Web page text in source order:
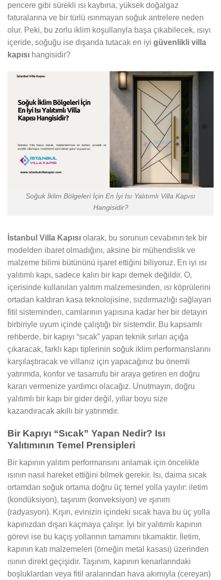
pencere gibi sürekli ısı kaybına, yüksek doğalgaz
faturalarına ve bir türlü ısınmayan soğuk antrelere neden
olur. Peki, bu zorlu iklim koşullarıyla başa çıkabilecek, ısıyı
içeride, soğuğu ise dışarıda tutacak en iyi güvenlikli villa
kapısı hangisidir?
Soğuk İklim Bölgeleri İçin En İyi Isı Yalıtımlı Villa Kapısı
Hangisidir?
İstanbul Villa Kapısı olarak, bu sorunun cevabının tek bir
modelden ibaret olmadığını, aksine bir mühendislik ve
malzeme bilimi bütününü işaret ettiğini biliyoruz. En iyi ısı
yalıtımlı kapı, sadece kalın bir kapı demek değildir. O,
içerisinde kullanılan yalıtım malzemesinden, ısı köprülerini
ortadan kaldıran kasa teknolojisine, sızdırmazlığı sağlayan
fitil sisteminden, camlarının yapısına kadar her bir detayın
birbiriyle uyum içinde çalıştığı bir sistemdir. Bu kapsamlı
rehberde, bir kapıyı “sıcak” yapan teknik sırları açığa
çıkaracak, farklı kapı tiplerinin soğuk iklim performanslarını
karşılaştıracak ve villanız için yapacağınız bu önemli
yatırımda, konfor ve tasarrufu bir araya getiren en doğru
kararı vermenize yardımcı olacağız. Unutmayın, doğru
yalıtımlı bir kapı bir gider değil, yıllar boyu size
kazandıracak akıllı bir yatırımdır.
Bir Kapıyı “Sıcak” Yapan Nedir? Isı
Yalıtımının Temel Prensipleri
Bir kapının yalıtım performansını anlamak için öncelikle
ısının nasıl hareket ettiğini bilmek gerekir. Isı, daima sıcak
ortamdan soğuk ortama doğru üç temel yolla yayılır: iletim
(kondüksiyon), taşınım (konveksiyon) ve ışınım
(radyasyon). Kışın, evinizin içindeki sıcak hava bu üç yolla
kapınızdan dışarı kaçmaya çalışır. İyi bir yalıtımlı kapının
görevi ise bu kaçış yollarının tamamını tıkamaktır. İletim,
kapının katı malzemeleri (örneğin metal kasası) üzerinden
ısının direkt geçişidir. Taşınım, kapının kenarlarındaki
boşluklardan veya fitil aralarından hava akımıyla (cereyan)